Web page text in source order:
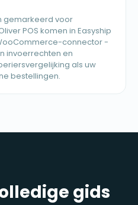
gemarkeerd voor
POS komen in Easyship
connector -
invoerrechten en
als uw
bestellingen.
gids